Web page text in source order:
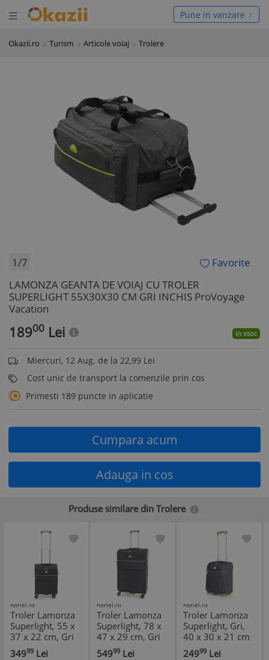
Deschide meniul
meniul Pune in vanzare
Okazii.ro Turism Articole voiaj Trolere
1/7
Favorite
LAMONZA GEANTA DE VOIAJ CU TROLER
SUPERLIGHT 55X30X30 CM GRI INCHIS ProVoyage
Vacation
18900 Lei in stoc
Miercuri, 12 Aug. de la 22,99 Lei
Cost unic de transport la comenzile prin cos
Primesti 189 puncte in aplicatie
Cumpara acum
Adauga in cos
Produse similare din Trolere
noriel.ro
Troler Lamonza
Superlight, 55 x
37 x 22 cm, Gri
inchis
34999 Lei
noriel.ro
Troler Lamonza
Superlight, 78 x
47 x 29 cm, Gri
inchis
54999 Lei
noriel.ro
Troler Lamonza
Superlight, Gri,
40 x 30 x 21 cm
24999 Lei